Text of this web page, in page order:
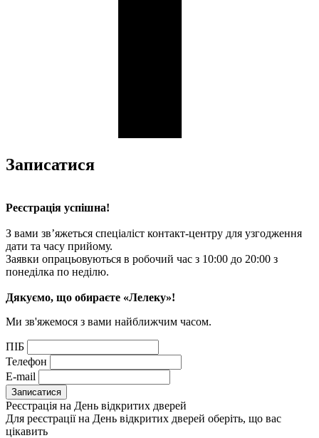
Записатися
Реєстрація успішна!
З вами зв’яжеться спеціаліст контакт-центру для узгодження
дати та часу прийому.
Заявки опрацьовуються в робочий час з 10:00 до 20:00 з
понеділка по неділю.
Дякуємо, що обираєте «Лелеку»!
Ми зв'яжемося з вами найближчим часом.
ПІБ
Телефон
E-mail
Реєстрація на День відкритих дверей
Для реєстрації на День відкритих дверей оберіть, що вас
цікавить